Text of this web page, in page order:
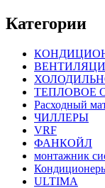
Категории
ТЕПЛОВОЕ
Расходный
ЧИЛЛЕРЫ
VRF
ФАНКОЙЛ
монтажник
ULTIMA